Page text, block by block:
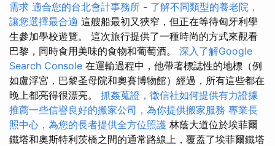
需求 適合您的台北會計事務所 - 了解不同類型的養老院，
讓您選擇最合適 這艘船最初又狹窄，但正在等待匈牙利學
生參加學校遊覽。 這次旅行提供了一種時尚的方式來觀看
巴黎，同時食用美味的食物和葡萄酒。 深入了解Google
Search Console 在運輸過程中，他帶著標誌性的地標（例
如盧浮宮，巴黎圣母院和奧賽博物館）經過，所有這些都在
晚上都亮得很漂亮。 抓姦蒐證，徵信社如何提供有力證據
推薦一些信譽良好的搬家公司，為你提供搬家服務 專業長
照中心，為您的長者提供全方位照護 林蔭大道位於埃菲爾
鐵塔和奧斯特利茨橋之間的通常路線上，覆蓋了埃菲爾鐵塔